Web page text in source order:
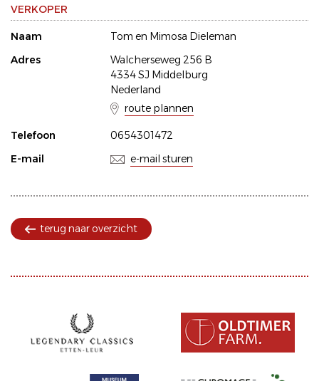
VERKOPER
Naam
Tom en Mimosa Dieleman
Adres
Walcherseweg 256 B
4334 SJ Middelburg
Nederland
route plannen
Telefoon
0654301472
E-mail
e-mail sturen
terug naar overzicht